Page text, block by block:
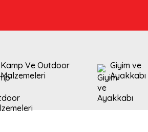
Kamp Ve Outdoor
Malzemeleri
Giyim ve
Ayakkabı